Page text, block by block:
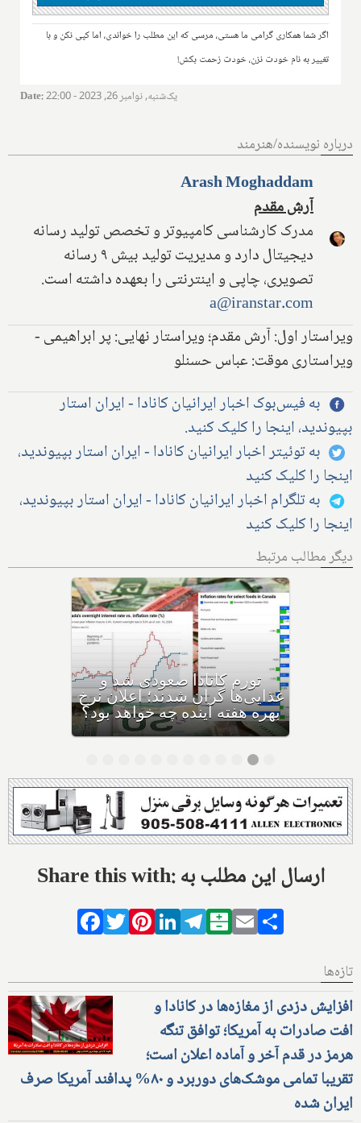
اگر شما همکاری گرامی ما هستی، مرسی که این مطلب را خواندی، اما کپی نکن و با
تغییر به نام خودت نزن، خودت زحمت بکش!
Date: یک‌شنبه, نوامبر 26, 2023 - 22:00
درباره نویسنده/هنرمند
Arash Moghaddam
آرش مقدم
مدرک کارشناسی کامپیوتر و تخصص تولید رسانه
دیجیتال دارد و مدیریت تولید بیش ۹ رسانه
تصویری، چاپی و اینترنتی را بعهده داشته است.
a@iranstar.com
ویراستار اول: آرش مقدم؛ ویراستار نهایی: پر ابراهیمی -
ویراستاری موقت: عباس حسنلو
به فیس‌بوک اخبار ایرانیان کانادا - ایران استار
بپیوندید، اینجا را کلیک کنید.
به توئیتر اخبار ایرانیان کانادا - ایران استار بپیوندید،
اینجا را کلیک کنید
به تلگرام اخبار ایرانیان کانادا - ایران استار بپیوندید،
اینجا را کلیک کنید
دیگر مطالب مرتبط
فردا آخرین روز بازپرداخت وام
۶۰,۰۰۰ دلاری بیزینس‌های
کاناداست؛ نیمی از بیزینس‌ها در
حال ورشکستگی هستند
Share this with: ارسال این مطلب به
Facebook
TwitterPinterestLinkedIn
Telegram
Balatarin
Email
تازه‌ها
افزایش دزدی از مغازه‌ها در کانادا و
افت صادرات به آمریکا؛ توافق تنگه
هرمز در قدم آخر و آماده اعلان است؛
تقریبا تمامی موشک‌های دوربرد و ۸۰% پدافند آمریکا صرف
ایران شده